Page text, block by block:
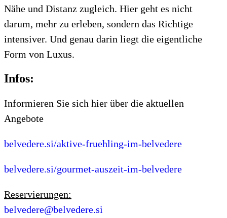
Nähe und Distanz zugleich. Hier geht es nicht
darum, mehr zu erleben, sondern das Richtige
intensiver. Und genau darin liegt die eigentliche
Form von Luxus.
Infos:
Informieren Sie sich hier über die aktuellen
Angebote
belvedere.si/aktive-fruehling-im-belvedere
belvedere.si/gourmet-auszeit-im-belvedere
Reservierungen:
belvedere@belvedere.si